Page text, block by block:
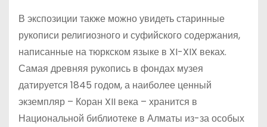
В экспозиции также можно увидеть старинные
рукописи религиозного и суфийского содержания,
написанные на тюркском языке в XI-XIX веках.
Самая древняя рукопись в фондах музея
датируется 1845 годом, а наиболее ценный
экземпляр – Коран XII века – хранится в
Национальной библиотеке в Алматы из-за особых